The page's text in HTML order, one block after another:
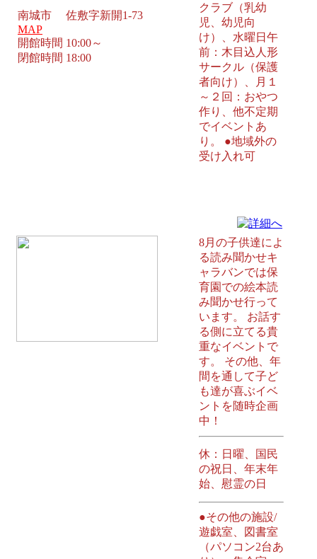
南城市 佐敷字新開1-73
MAP
開館時間 10:00～
閉館時間 18:00
クラブ（乳幼
児、幼児向
け）、水曜日午
前：木目込人形
サークル（保護
者向け）、月１
～２回：おやつ
作り、他不定期
でイベントあ
り。 ●地域外の
受け入れ可
8月の子供達によ
る読み聞かせキ
ャラバンでは保
育園での絵本読
み聞かせ行って
います。 お話す
る側に立てる貴
重なイベントで
す。 その他、年
間を通して子ど
も達が喜ぶイベ
ントを随時企画
中！
休：日曜、国民
の祝日、年末年
始、慰霊の日
●その他の施設/
遊戯室、図書室
（パソコン2台あ